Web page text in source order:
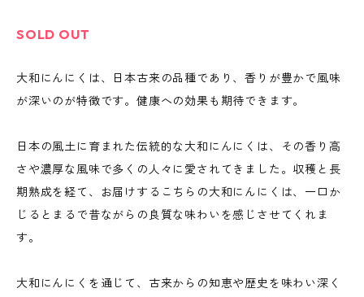
SOLD OUT
大和にんにくは、日本古来の品種であり、香りが豊かで風味
が深いのが特徴です。健康への効果も期待できます。
日本の風土に育まれた伝統的な大和にんにくは、その香り高
さや濃厚な風味で多くの人々に愛されてきました。収穫と長
期熟成を経て、お届けするこちらの大和にんにくは、一口か
じるとまるで昔ながらの良質な味わいを感じさせてくれま
す。
大和にんにくを通じて、古来からの知恵や歴史を味わい深く